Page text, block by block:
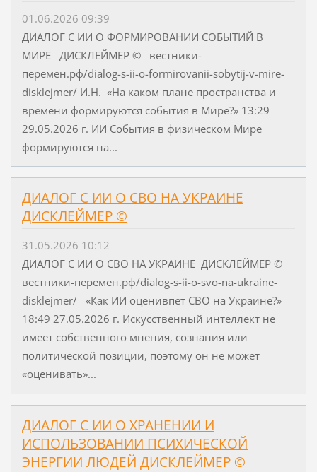
01.06.2026 09:39
ДИАЛОГ С ИИ О ФОРМИРОВАНИИ СОБЫТИЙ В
МИРЕ ДИСКЛЕЙМЕР © вестники-
перемен.рф/dialog-s-ii-o-formirovanii-sobytij-v-mire-
disklejmer/ И.Н. «На каком плане пространства и
времени формируются события в Мире?» 13:29
29.05.2026 г. ИИ События в физическом Мире
формируются на...
ДИАЛОГ С ИИ О СВО НА УКРАИНЕ
ДИСКЛЕЙМЕР ©
31.05.2026 10:12
ДИАЛОГ С ИИ О СВО НА УКРАИНЕ ДИСКЛЕЙМЕР ©
вестники-перемен.рф/dialog-s-ii-o-svo-na-ukraine-
disklejmer/ «Как ИИ оценивпет СВО на Украине?»
18:49 27.05.2026 г. Искусственный интеллект не
имеет собственного мнения, сознания или
политической позиции, поэтому он не может
«оценивать»...
ДИАЛОГ С ИИ О ХРАНЕНИИ И
ИСПОЛЬЗОВАНИИ ПСИХИЧЕСКОЙ
ЭНЕРГИИ ЛЮДЕЙ ДИСКЛЕЙМЕР ©